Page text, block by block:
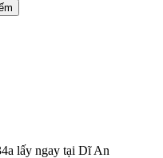
lấy ngay tại Dĩ An